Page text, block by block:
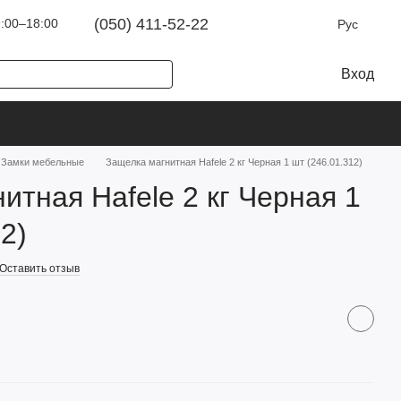
(050) 411-52-22 Рус
Вход
Замки мебельные Защелка магнитная Hafele 2 кг Черная 1 шт (246.01.312)
Hafele 2 кг Черная 1
Оставить отзыв